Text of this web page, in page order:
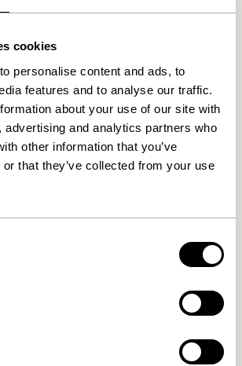
cookies
personalise content and ads, to
features and to analyse our traffic.
about your use of our site with
advertising and analytics partners who
other information that you’ve
that they’ve collected from your use
varer
Amare Skåle Flerfarvet